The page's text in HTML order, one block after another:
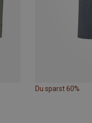
Du sparst 60%